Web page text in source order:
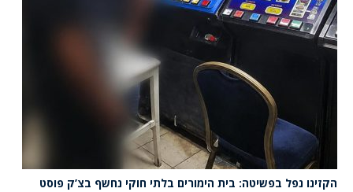
הקזינו נפל בפשיטה: בית הימורים בלתי חוקי נחשף בצ’ק פוסט